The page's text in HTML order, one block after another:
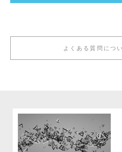
よくある質問につ